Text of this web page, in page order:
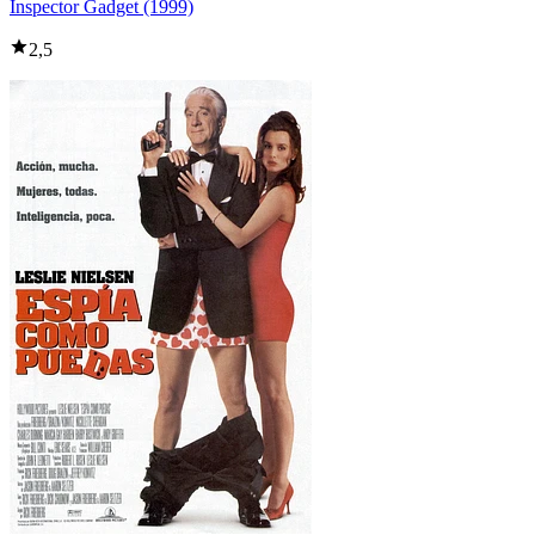
Inspector Gadget (1999)
2,5